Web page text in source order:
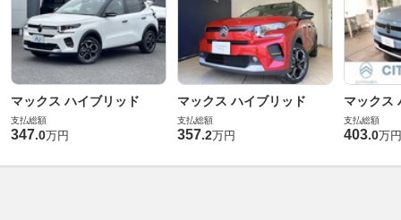
マックス ハイブリッド
支払総額
347.0万円
マックス ハイブリッド
支払総額
357.2万円
マックス
支払総額
403.0万円